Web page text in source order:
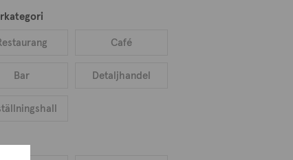
Café
Bar Detaljhandel